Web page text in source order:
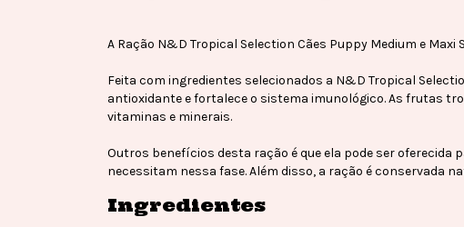
A Ração N&D Tropical Selection Cães Puppy Medium e
Feita com ingredientes selecionados a N&D Tropical
antioxidante e fortalece o sistema imunológico. As frutas
vitaminas e minerais.
Outros benefícios desta ração é que ela pode ser oferecida
necessitam nessa fase. Além disso, a ração é
Ingredientes